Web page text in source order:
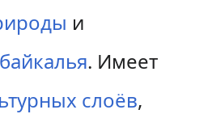
и
. Имеет
слоёв,